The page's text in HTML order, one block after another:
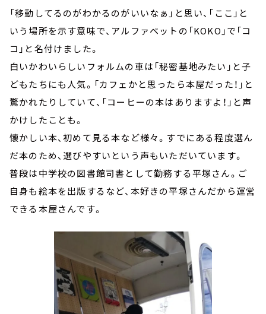
「移動してるのがわかるのがいいなぁ」と思い、「ここ」と
いう場所を示す意味で、アルファベットの「KOKO」で「コ
コ」と名付けました。
白いかわいらしいフォルムの車は「秘密基地みたい」と子
どもたちにも人気。「カフェかと思ったら本屋だった！」と
驚かれたりしていて、「コーヒーの本はありますよ！」と声
かけしたことも。
懐かしい本、初めて見る本など様々。すでにある程度選ん
だ本のため、選びやすいという声もいただいています。
普段は中学校の図書館司書として勤務する平塚さん。ご
自身も絵本を出版するなど、本好きの平塚さんだから運営
できる本屋さんです。